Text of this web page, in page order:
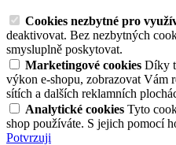
Cookies nezbytné pro
deaktivovat. Bez nezbytných
smysluplně poskytovat.
Marketingové cookies Díky
výkon e-shopu, zobrazovat Vám
sítích a dalších reklamních
Analytické cookies Tyto
shop používáte. S jejich pomocí
Potvrzuji